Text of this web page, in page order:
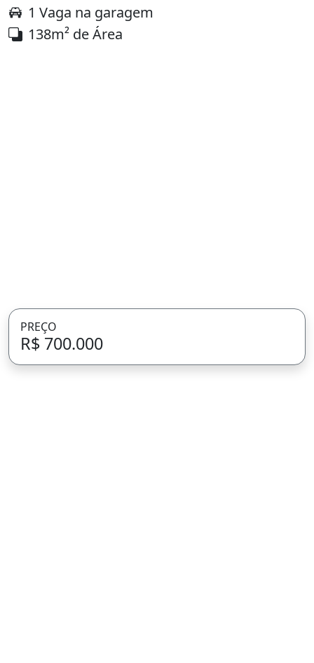
1 Vaga na garagem
138m² de Área
PREÇO
R$ 700.000